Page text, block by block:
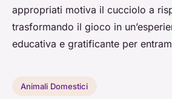
appropriati motiva il cucciolo a
trasformando il gioco in
educativa e gratificante per
Animali Domestici